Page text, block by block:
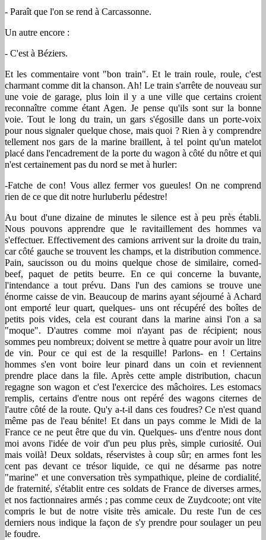
- Paraît que l'on se rend à Carcassonne.
Un autre encore :
- C'est à Béziers.
Et les commentaire vont "bon train". Et le train roule, roule, c'est
charmant comme dit la chanson. Ah! Le train s'arrête de nouveau sur
une voie de garage, plus loin il y a une ville que certains croient
reconnaître comme étant Agen. Je pense qu'ils sont sur la bonne
voie. Tout le long du train, un gars s'égosille dans un porte-voix
pour nous signaler quelque chose, mais quoi ? Rien à y comprendre
tellement nos gars de la marine braillent, à tel point qu'un matelot
placé dans l'encadrement de la porte du wagon à côté du nôtre et qui
n'est certainement pas du nord se met à hurler:
-Fatche de con! Vous allez fermer vos gueules! On ne comprend
rien de ce que dit notre hurluberlu pédestre!
Au bout d'une dizaine de minutes le silence est à peu près établi.
Nous pouvons apprendre que le ravitaillement des hommes va
s'effectuer. Effectivement des camions arrivent sur la droite du train,
car côté gauche se trouvent les champs, et la distribution commence.
Pain, saucisson ou du moins quelque chose de similaire, corned-
beef, paquet de petits beurre. En ce qui concerne la buvante,
l'intendance a tout prévu. Dans l'un des camions se trouve une
énorme caisse de vin. Beaucoup de marins ayant séjourné à Achard
ont emporté leur quart, quelques- uns ont récupéré des boîtes de
petits pois vides, cela est courant dans la marine ainsi l'on a sa
"moque". D'autres comme moi n'ayant pas de récipient; nous
sommes peu nombreux; doivent se mettre à quatre pour avoir un litre
de vin. Pour ce qui est de la resquille! Parlons- en ! Certains
hommes s'en vont boire leur pinard dans un coin et reviennent
prendre place dans la file. Après cette ample distribution, chacun
regagne son wagon et c'est l'exercice des mâchoires. Les estomacs
remplis, certains d'entre nous ont repéré des wagons citernes de
l'autre côté de la route. Qu'y a-t-il dans ces foudres? Ce n'est quand
même pas de l'eau bénite! Et dans un pays comme le Midi de la
France ce ne peut être que du vin. Quelques- uns d'entre nous dont
moi avons l'idée de voir d'un peu plus près, simple curiosité. Oui
mais voilà! Deux soldats, réservistes à coup sûr; en armes font les
cent pas devant ce trésor liquide, ce qui ne désarme pas notre
"marine" et une conversation très sympathique, pleine de cordialité,
de fraternité, s'établit entre ces soldats de France de diverses armes,
et nos factionnaires armés ; pas comme ceux de Zuydcoote; ont vite
compris le but de notre visite très amicale. Du reste l'un de ces
derniers nous indique la façon de s'y prendre pour soulager un peu
le foudre.